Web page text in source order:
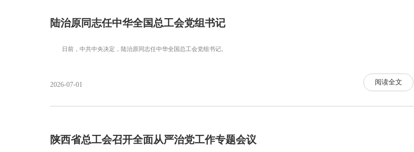
陆治原同志任中华全国总工会党组书记
日前，中共中央决定，陆治原同志任中华全国总工会党组书记。
2026-07-01 阅读全文
陕西省总工会召开全面从严治党工作专题会议